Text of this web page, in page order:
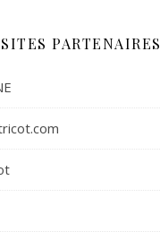
SITES PARTENAIRES